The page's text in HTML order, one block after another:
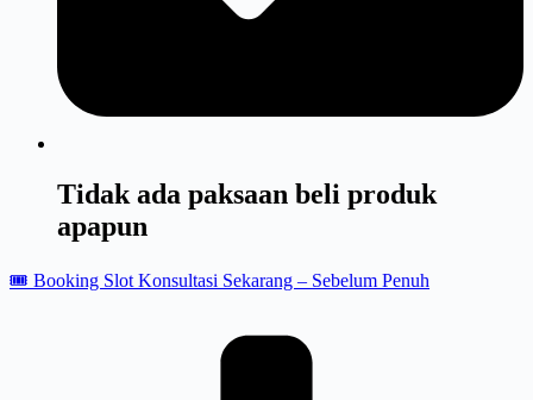
Tidak ada paksaan beli produk
apapun
🎟️ Booking Slot Konsultasi Sekarang – Sebelum Penuh